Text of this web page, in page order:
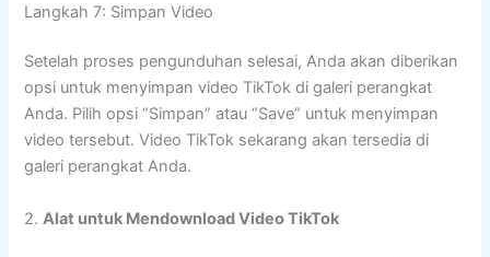
Langkah 7: Simpan Video
Setelah proses pengunduhan selesai, Anda akan diberikan
opsi untuk menyimpan video TikTok di galeri perangkat
Anda. Pilih opsi “Simpan” atau “Save” untuk menyimpan
video tersebut. Video TikTok sekarang akan tersedia di
galeri perangkat Anda.
2.Alat untuk Mendownload Video TikTok